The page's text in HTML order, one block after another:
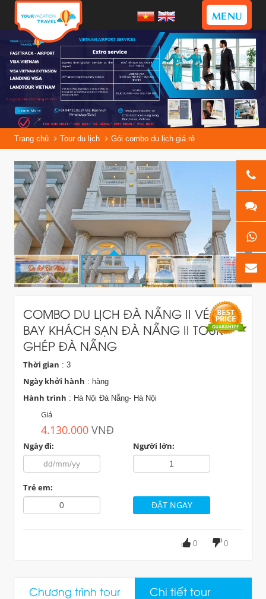
MENU
Trang chủ Tour du lịch Gói combo du lịch giá rẻ
COMBO DU LỊCH ĐÀ NẴNG II VÉ MÁY
BAY KHÁCH SẠN ĐÀ NẴNG II TOUR
GHÉP ĐÀ NẴNG
Thời gian : 3
Ngày khởi hành : hàng
Hành trình : Hà Nội Đà Nẵng- Hà Nội
Giá
4.130.000 VNĐ
Ngày đi: Người lớn:
Trẻ em:
0
0
Chương trình tour
Chi tiết tour